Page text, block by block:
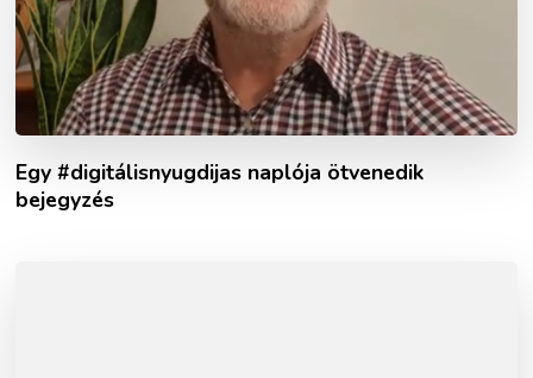
Egy #digitálisnyugdijas naplója ötvenedik
bejegyzés